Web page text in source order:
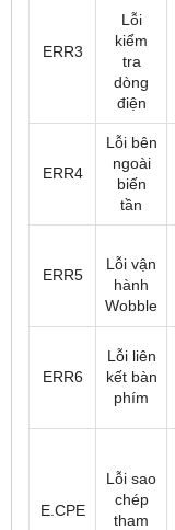
ERR3
Lỗi
kiểm
tra
dòng
điện
ERR4
Lỗi bên
ngoài
biến
tần
ERR5
Lỗi vận
hành
Wobble
ERR6
Lỗi liên
kết bàn
phím
E.CPE
Lỗi sao
chép
tham